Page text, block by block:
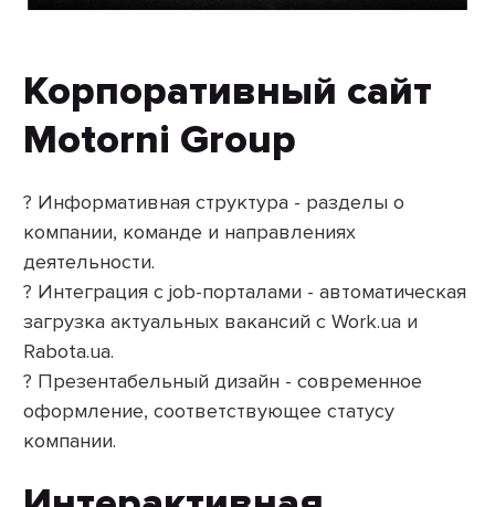
Корпоративный сайт
Motorni Group
? Информативная структура - разделы о
компании, команде и направлениях
деятельности.
? Интеграция с job-порталами - автоматическая
загрузка актуальных вакансий с Work.ua и
Rabota.ua.
? Презентабельный дизайн - современное
оформление, соответствующее статусу
компании.